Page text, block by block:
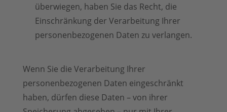
überwiegen, haben Sie das Recht, die
Einschränkung der Verarbeitung Ihrer
personenbezogenen Daten zu verlangen.
Wenn Sie die Verarbeitung Ihrer
personenbezogenen Daten eingeschränkt
haben, dürfen diese Daten – von ihrer